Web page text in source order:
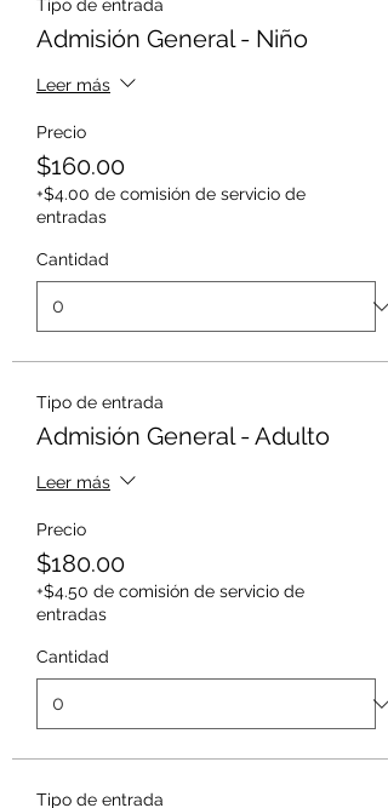
Tipo de entrada
Admisión General - Niño
Leer más
Precio
$160.00
+$4.00 de comisión de servicio de
entradas
Cantidad
Tipo de entrada
Admisión General - Adulto
Leer más
Precio
$180.00
+$4.50 de comisión de servicio de
entradas
Cantidad
Tipo de entrada